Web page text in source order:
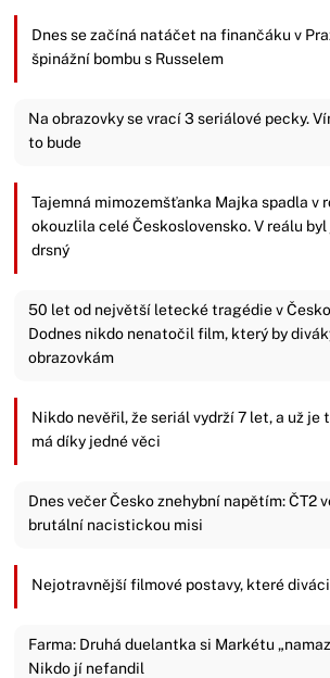
Dnes se začíná natáčet na finančáku v
špinážní bombu s Russelem
Na obrazovky se vrací 3 seriálové pecky.
to bude
Tajemná mimozemšťanka Majka spadla v
okouzlila celé Československo. V reálu
drsný
50 let od největší letecké tragédie v
Dodnes nikdo nenatočil film, který by
obrazovkám
Nikdo nevěřil, že seriál vydrží 7 let, a už je
má díky jedné věci
Dnes večer Česko znehybní napětím: ČT2
brutální nacistickou misi
Nejotravnější filmové postavy, které
Farma: Druhá duelantka si Markétu
Nikdo jí nefandil